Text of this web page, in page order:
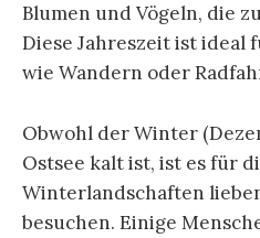
Blumen und Vögeln, die
Diese Jahreszeit ist ideal
wie Wandern oder
Obwohl der Winter
Ostsee kalt ist, ist es für
Winterlandschaften
besuchen. Einige